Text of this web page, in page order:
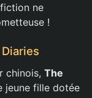
ne
!
chinois, The
jeune fille dotée